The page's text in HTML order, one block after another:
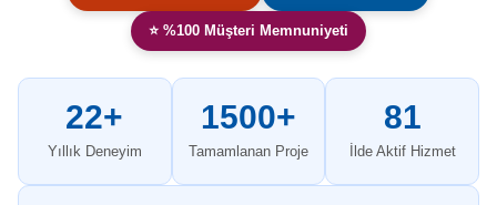
⭐ %100 Müşteri Memnuniyeti
22+
Yıllık Deneyim
1500+
Tamamlanan Proje
81
İlde Aktif Hizmet